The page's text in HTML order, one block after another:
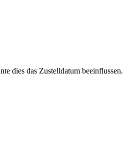
dies das Zustelldatum beeinflussen.